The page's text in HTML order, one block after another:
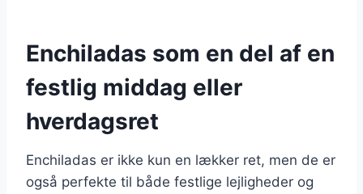
Enchiladas som en del af en
festlig middag eller
hverdagsret
Enchiladas er ikke kun en lækker ret, men de er
også perfekte til både festlige lejligheder og